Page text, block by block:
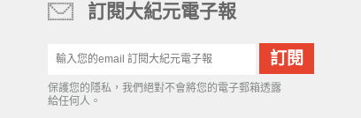
訂閱大紀元電子報
保護您的隱私，我們絕對不會將您的電子郵箱透露
給任何人。